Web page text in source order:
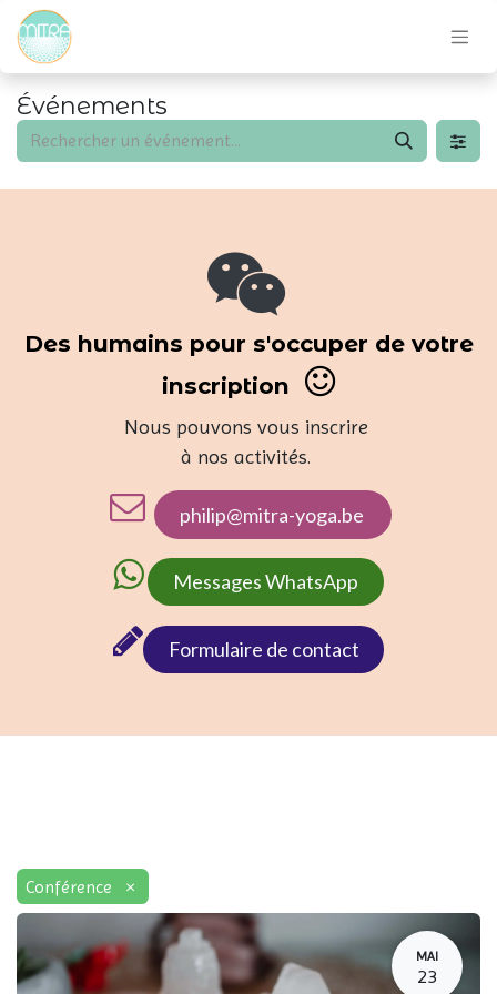
Événements
Des humains pour s'occuper de votre
inscription
Nous pouvons vous inscrire
à nos activités.
philip@mitra-yoga.be
Messages WhatsApp​​
Formulaire de conta​ct
Conférence ×
MAI
23